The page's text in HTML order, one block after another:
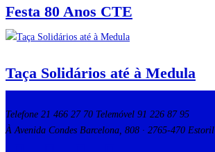
Festa 80 Anos CTE
Taça Solidários até à Medula
Telefone 21 466 27 70 Telemóvel 91 226 87 95
À Avenida Condes Barcelona, 808 · 2765-470 Estoril